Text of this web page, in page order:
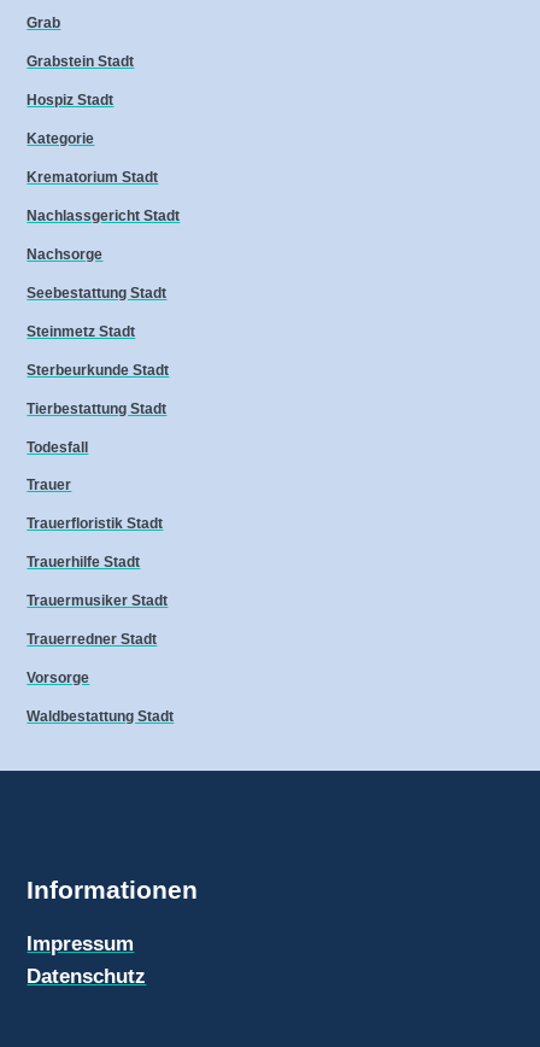
Grab
Grabstein Stadt
Hospiz Stadt
Kategorie
Krematorium Stadt
Nachlassgericht Stadt
Nachsorge
Seebestattung Stadt
Steinmetz Stadt
Sterbeurkunde Stadt
Tierbestattung Stadt
Todesfall
Trauer
Trauerfloristik Stadt
Trauerhilfe Stadt
Trauermusiker Stadt
Trauerredner Stadt
Vorsorge
Waldbestattung Stadt
Informationen
Impressum
Datenschutz